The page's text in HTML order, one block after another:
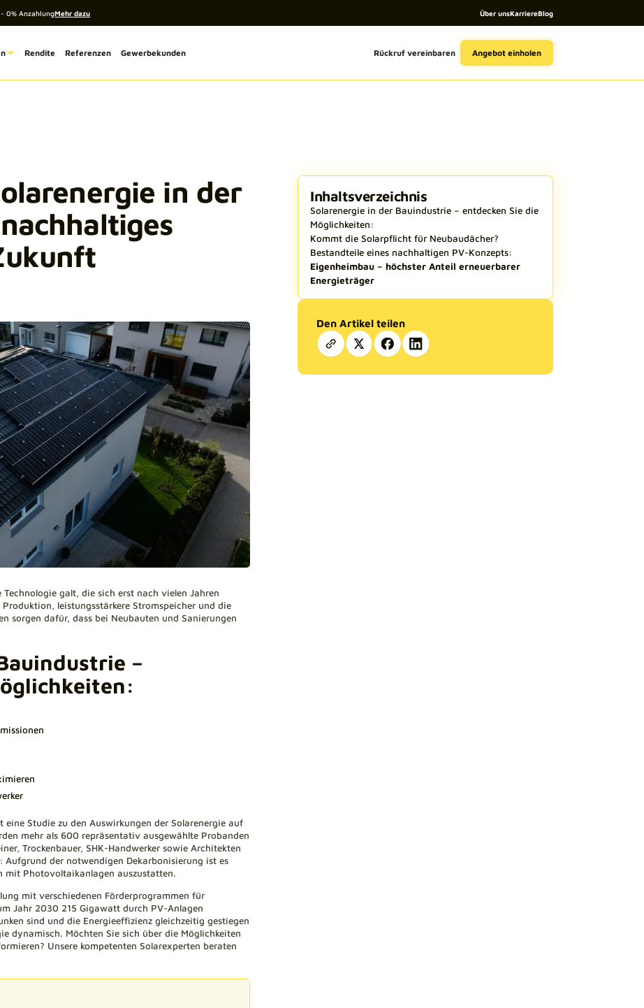
0% AnzahlungMehr dazu Über unsKarriereBlog
Rendite Referenzen Gewerbekunden Rückruf vereinbaren Angebot einholen
in der
galt, die sich erst nach vielen Jahren
leistungsstärkere Stromspeicher und die
sorgen dafür, dass bei Neubauten und Sanierungen
–
Studie zu den Auswirkungen der Solarenergie auf
mehr als 600 repräsentativ ausgewählte Probanden
Trockenbauer, SHK-Handwerker sowie Architekten
der notwendigen Dekarbonisierung ist es
mit Photovoltaikanlagen auszustatten.
mit verschiedenen Förderprogrammen für
Jahr 2030 215 Gigawatt durch PV-Anlagen
sind und die Energieeffizienz gleichzeitig gestiegen
dynamisch. Möchten Sie sich über die Möglichkeiten
Unsere kompetenten Solarexperten beraten
Inhaltsverzeichnis
Solarenergie in der Bauindustrie – entdecken Sie die
Möglichkeiten:
Kommt die Solarpflicht für Neubaudächer?
Bestandteile eines nachhaltigen PV-Konzepts:
Eigenheimbau – höchster Anteil erneuerbarer
Energieträger
Den Artikel teilen